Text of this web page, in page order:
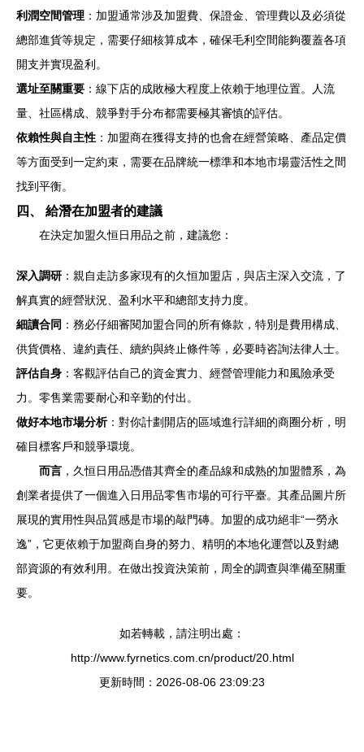
利潤空間管理 ：加盟通常涉及加盟費、保證金、管理費以及必須從
總部進貨等規定，需要仔細核算成本，確保毛利空間能夠覆蓋各項
開支并實現盈利。
選址至關重要 ：線下店的成敗極大程度上依賴于地理位置。人流
量、社區構成、競爭對手分布都需要極其審慎的評估。
依賴性與自主性 ：加盟商在獲得支持的也會在經營策略、產品定價
等方面受到一定約束，需要在品牌統一標準和本地市場靈活性之間
找到平衡。
四、 給潛在加盟者的建議
在決定加盟久恒日用品之前，建議您：
深入調研 ：親自走訪多家現有的久恒加盟店，與店主深入交流，了
解真實的經營狀況、盈利水平和總部支持力度。
細讀合同 ：務必仔細審閱加盟合同的所有條款，特別是費用構成、
供貨價格、違約責任、續約與終止條件等，必要時咨詢法律人士。
評估自身 ：客觀評估自己的資金實力、經營管理能力和風險承受
力。零售業需要耐心和辛勤的付出。
做好本地市場分析：對你計劃開店的區域進行詳細的商圈分析，明
確目標客戶和競爭環境。
而言 ，久恒日用品憑借其齊全的產品線和成熟的加盟體系，為
創業者提供了一個進入日用品零售市場的可行平臺。其產品圖片所
展現的實用性與品質感是市場的敲門磚。加盟的成功絕非“一勞永
逸”，它更依賴于加盟商自身的努力、精明的本地化運營以及對總
部資源的有效利用。在做出投資決策前，周全的調查與準備至關重
要。
如若轉載，請注明出處：
http://www.fyrnetics.com.cn/product/20.html
更新時間：2026-08-06 23:09:23